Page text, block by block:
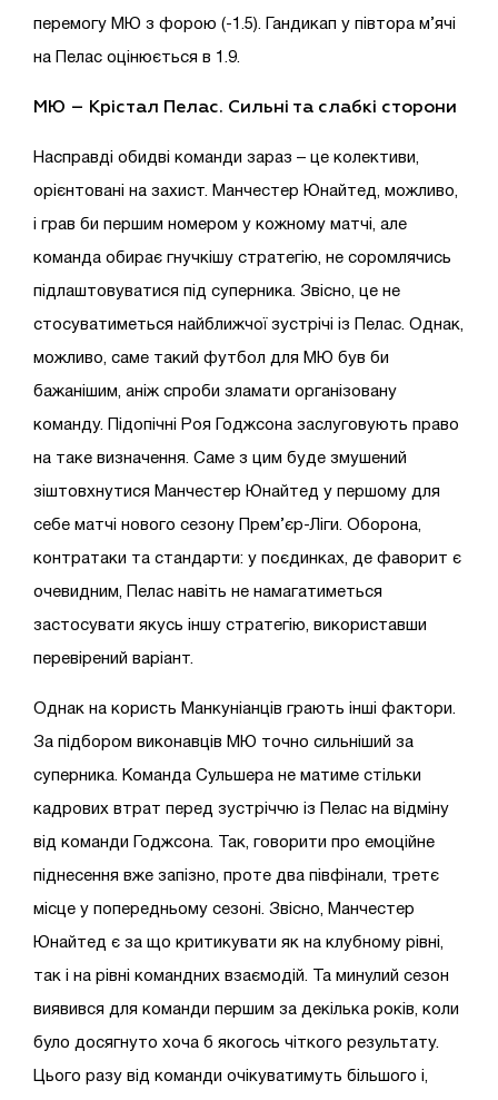
перемогу МЮ з форою (-1.5). Гандикап у півтора м’ячі
на Пелас оцінюється в 1.9.
МЮ – Крістал Пелас. Сильні та слабкі сторони
Насправді обидві команди зараз – це колективи,
орієнтовані на захист. Манчестер Юнайтед, можливо,
і грав би першим номером у кожному матчі, але
команда обирає гнучкішу стратегію, не соромлячись
підлаштовуватися під суперника. Звісно, це не
стосуватиметься найближчої зустрічі із Пелас. Однак,
можливо, саме такий футбол для МЮ був би
бажанішим, аніж спроби зламати організовану
команду. Підопічні Роя Годжсона заслуговують право
на таке визначення. Саме з цим буде змушений
зіштовхнутися Манчестер Юнайтед у першому для
себе матчі нового сезону Прем’єр-Ліги. Оборона,
контратаки та стандарти: у поєдинках, де фаворит є
очевидним, Пелас навіть не намагатиметься
застосувати якусь іншу стратегію, використавши
перевірений варіант.
Однак на користь Манкуніанців грають інші фактори.
За підбором виконавців МЮ точно сильніший за
суперника. Команда Сульшера не матиме стільки
кадрових втрат перед зустріччю із Пелас на відміну
від команди Годжсона. Так, говорити про емоційне
піднесення вже запізно, проте два півфінали, третє
місце у попередньому сезоні. Звісно, Манчестер
Юнайтед є за що критикувати як на клубному рівні,
так і на рівні командних взаємодій. Та минулий сезон
виявився для команди першим за декілька років, коли
було досягнуто хоча б якогось чіткого результату.
Цього разу від команди очікуватимуть більшого і,